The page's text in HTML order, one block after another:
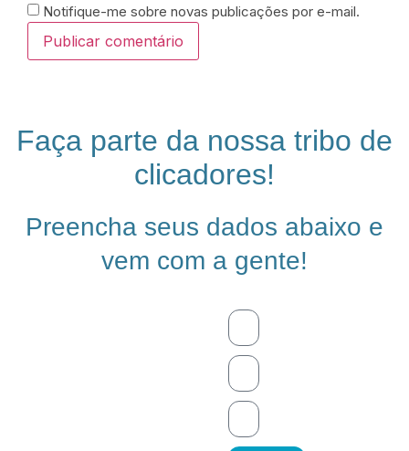
Notifique-me sobre novas publicações por e-mail.
Faça parte da nossa tribo de
clicadores!
Preencha seus dados abaixo e
vem com a gente!